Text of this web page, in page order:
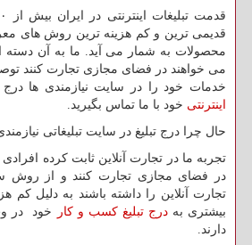
قدیمی ترین و کم هزینه ترین روش های
محصولات به شمار می آید. ما به آن دسته
می خواهند در فضای مجازی تجارت کنند
خدمات خود را در سایت نیازمندی ها درج
اینترنتی خود با ما تماس بگیرید.
حال چرا درج تبلیغ در سایت تبلیغاتی
تجربه ما در تجارت آنلاین ثابت کرده
در فضای مجازی تجارت کنند و از روش
تجارت آنلاین را داشته باشند به دلیل کم
بیشتری بهدرج تبلیغ کسب و کار
خود در
دارند.